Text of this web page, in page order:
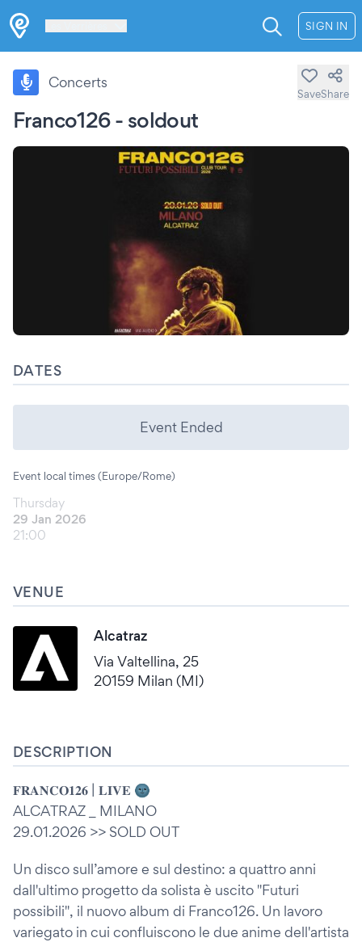
SIGN IN
Franco126 - soldout
Concerts
SaveShare
DATES
Event Ended
Event local times (Europe/Rome)
Thursday
29 Jan 2026
21:00
VENUE
Alcatraz
Via Valtellina, 25
20159 Milan (MI)
DESCRIPTION
𝐅𝐑𝐀𝐍𝐂𝐎𝟏𝟐𝟔 | 𝐋𝐈𝐕𝐄 🌚
ALCATRAZ _ MILANO
29.01.2026 >> SOLD OUT
Un disco sull’amore e sul destino: a quattro anni
dall'ultimo progetto da solista è uscito "Futuri
possibili", il nuovo album di Franco126. Un lavoro
variegato in cui confluiscono le due anime dell'artista